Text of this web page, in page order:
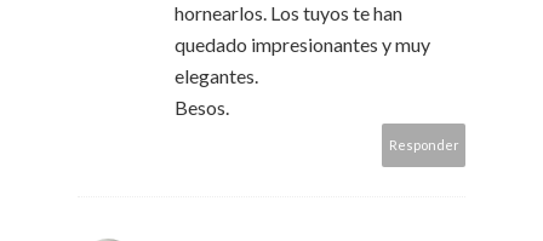
hornearlos. Los tuyos te han
quedado impresionantes y muy
elegantes.
Besos.
Responder